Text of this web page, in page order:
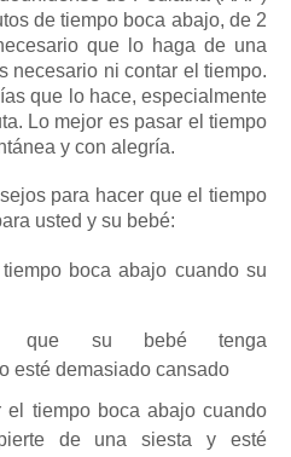
de tiempo boca abajo, de 2
que lo haga de una
necesario ni contar el tiempo.
que lo hace, especialmente
Lo mejor es pasar el tiempo
y con alegría.
para hacer que el tiempo
usted y su bebé:
boca abajo cuando su
que su bebé tenga
esté demasiado cansado
el tiempo boca abajo cuando
de una siesta y esté